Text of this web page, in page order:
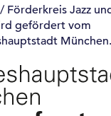
Förderkreis Jazz
gefördert vom
München.